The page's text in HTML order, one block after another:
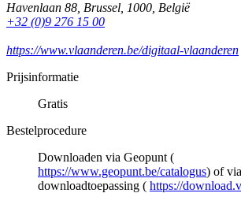
Havenlaan 88, Brussel, 1000, België
+32 (0)9 276 15 00
https://www.vlaanderen.be/digitaal-vlaanderen
Prijsinformatie
Gratis
Bestelprocedure
Downloaden via Geopunt (
https://www.geopunt.be/catalogus) of
downloadtoepassing ( https://